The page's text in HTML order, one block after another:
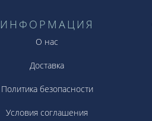
ИНФОРМАЦИЯ
О нас
Доставка
Политика безопасности
Условия соглашения